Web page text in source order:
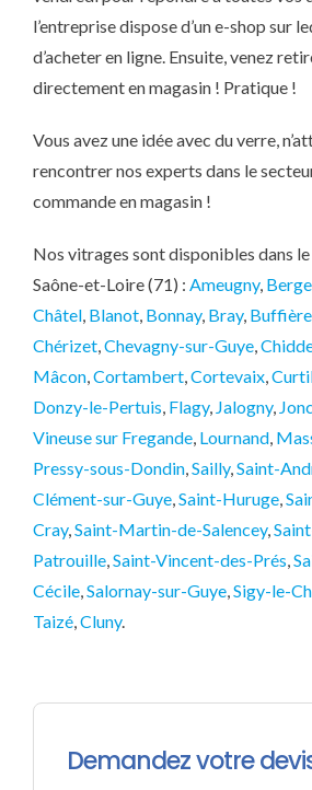
l’entreprise dispose d’un e-shop sur
d’acheter en ligne. Ensuite, venez
directement en magasin ! Pratique !
Vous avez une idée avec du verre,
rencontrer nos experts dans le
commande en magasin !
Nos vitrages sont disponibles dans
Saône-et-Loire (71) : Ameugny,
Châtel, Blanot, Bonnay, Bray,
Chérizet, Chevagny-sur-Guye,
Mâcon, Cortambert, Cortevaix,
Donzy-le-Pertuis Flagy, Jalogny,
Vineuse sur Fregande, Lournand,
Pressy-sous-Dondin, Sailly, Saint-
Clément-sur-Guye, Saint-Huruge,
Cray, Saint-Martin-de-Salencey,
Patrouille, Saint-Vincent-des-Prés
Cécile, Salornay-sur-Guye, Sigy-le-
Taizé, Cluny.
Demandez votre